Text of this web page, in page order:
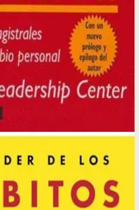
la verdadera efectividad surge del
no de técnicas superficiales;
internos es la base del cambio
Disciplina
Kobo
ganar una comisión si compras
hábitos
detrás de los hábitos,